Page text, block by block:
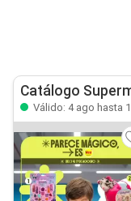
Catálogo
Válido: 4 ago hasta